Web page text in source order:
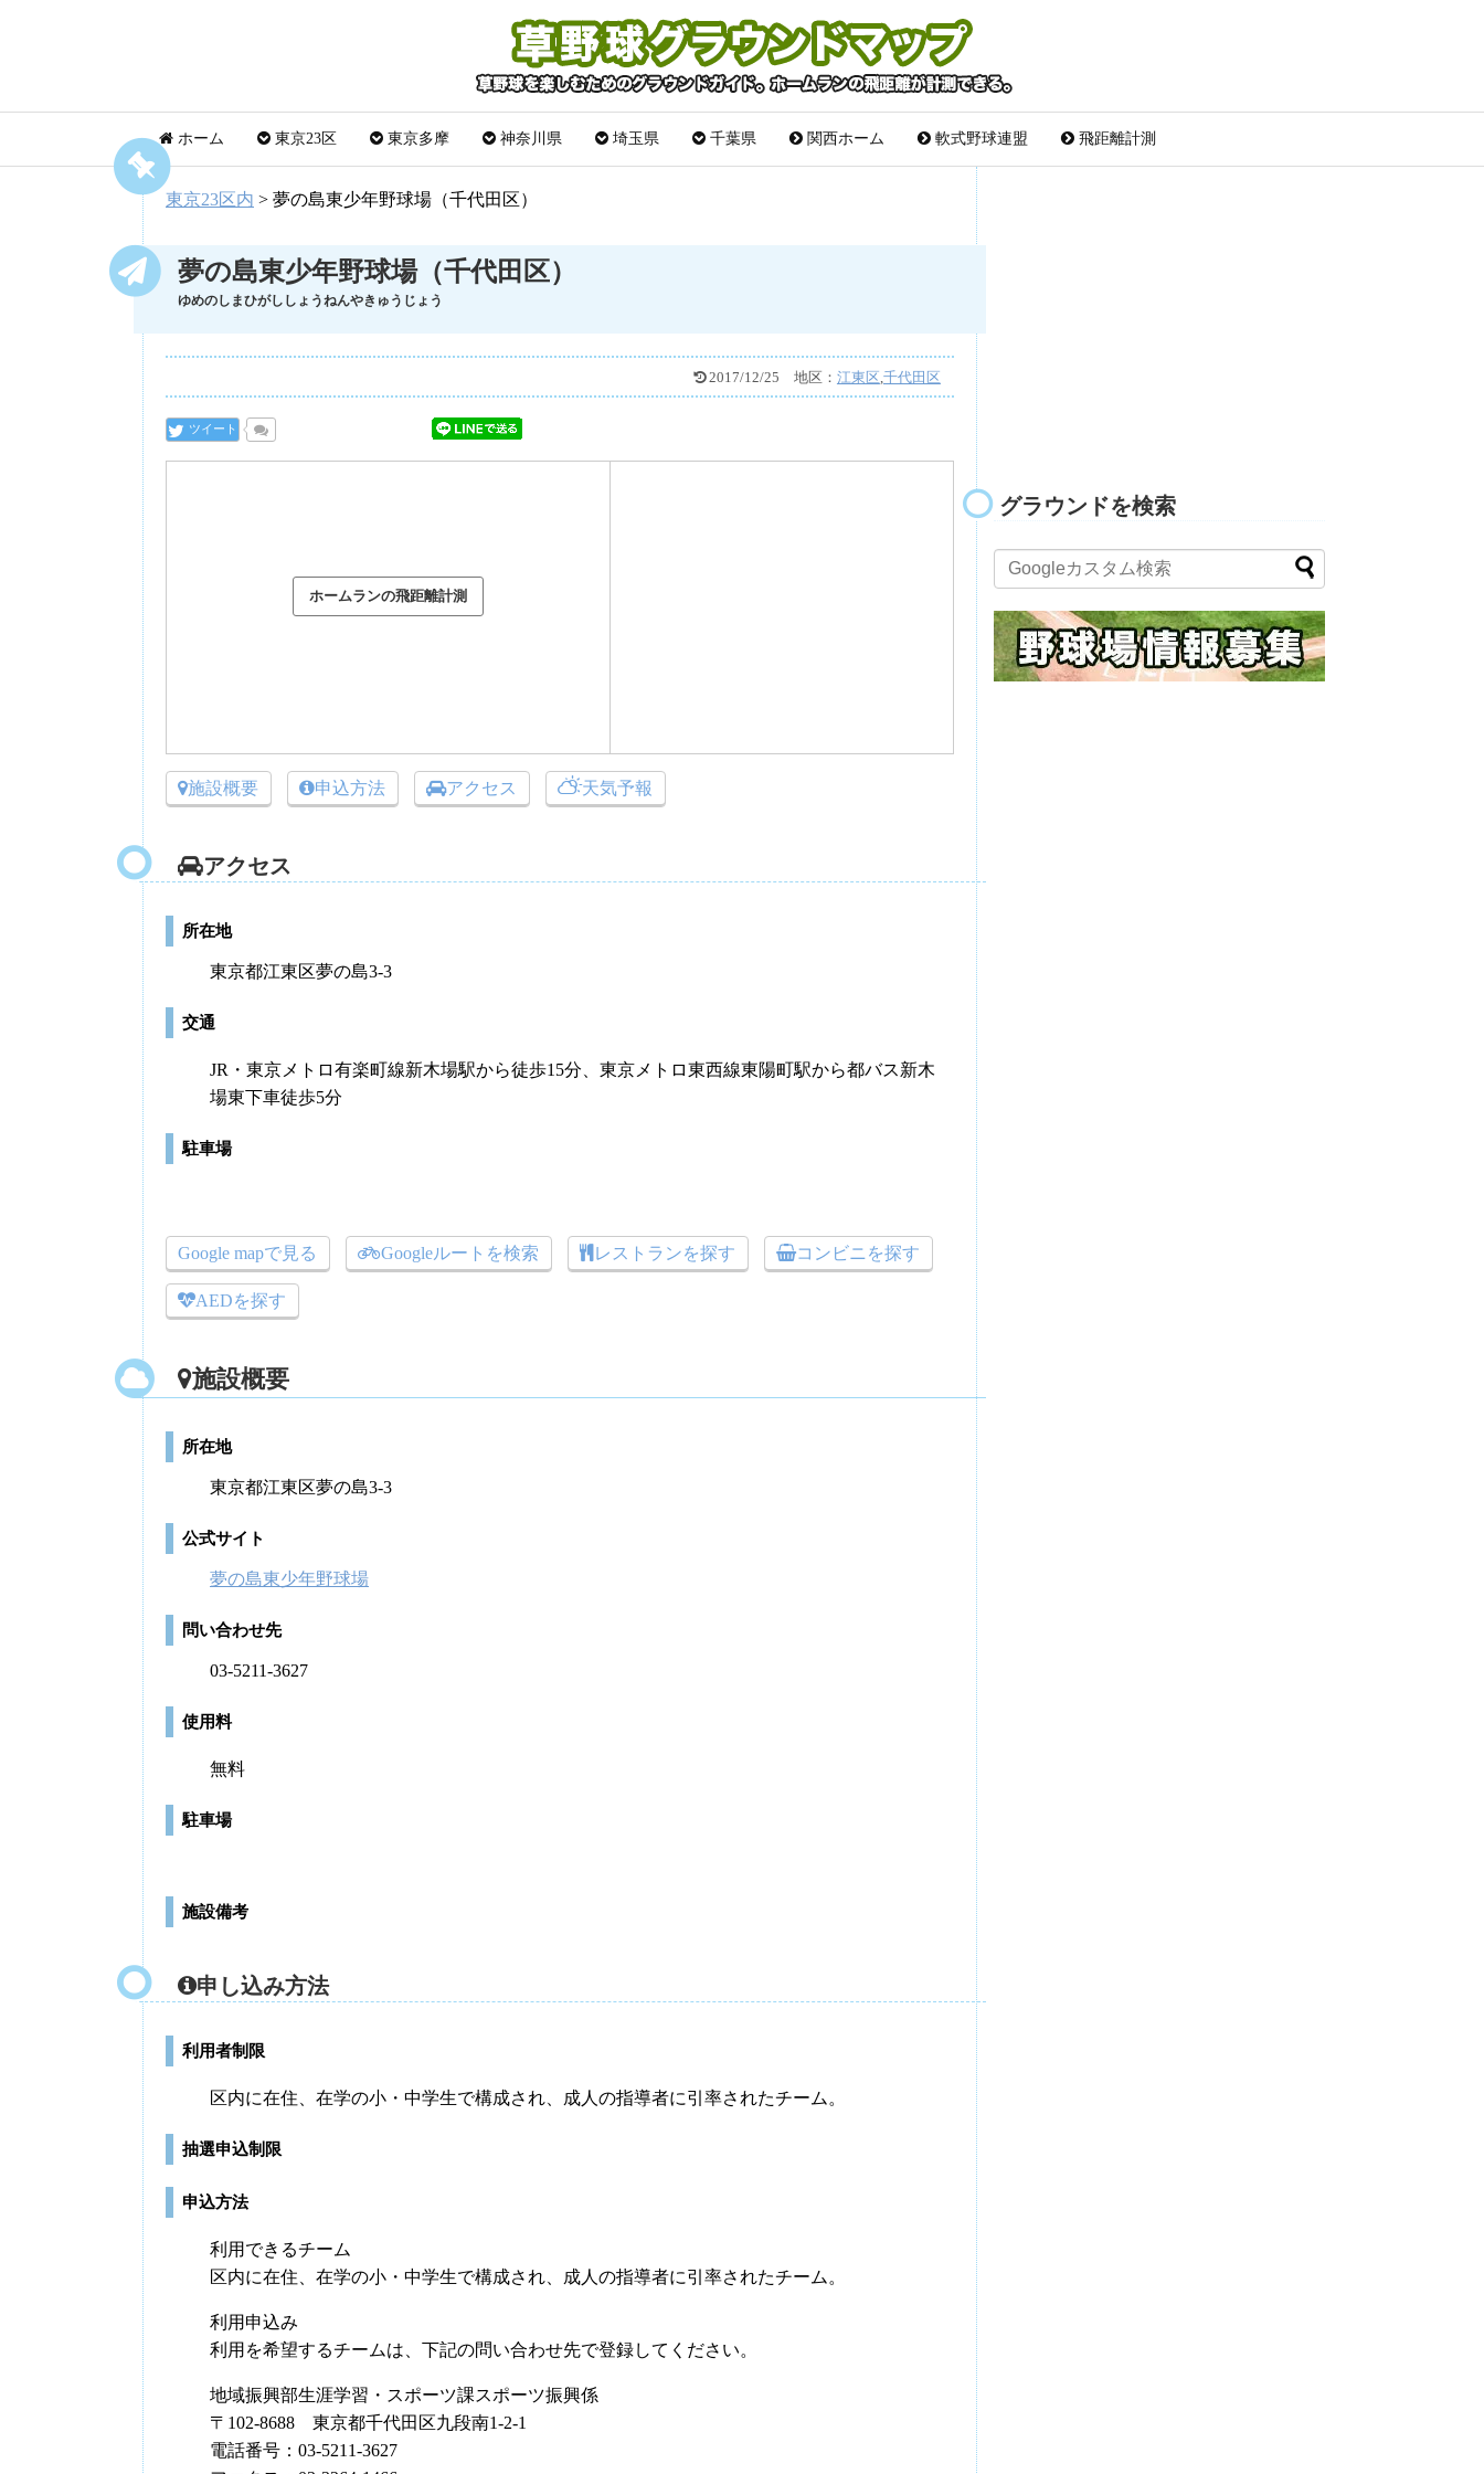
ホーム 東京23区 東京多摩 神奈川県 埼玉県 千葉県 関西ホーム 軟式野球連盟 飛距離計測
東京23区内 > 夢の島東少年野球場（千代田区）
夢の島東少年野球場（千代田区）
ゆめのしまひがししょうねんやきゅうじょう
2017/12/25 地区： 江東区,千代田区
ツイート
施設概要 申込方法 アクセス 天気予報
アクセス
所在地
東京都江東区夢の島3-3
交通
JR・東京メトロ有楽町線新木場駅から徒歩15分、東京メトロ東西線東陽町駅から都バス新木
場東下車徒歩5分
駐車場
Google mapで見る Googleルートを検索 レストランを探す コンビニを探す
AEDを探す
施設概要
所在地
東京都江東区夢の島3-3
公式サイト
夢の島東少年野球場
問い合わせ先
03-5211-3627
使用料
無料
駐車場
施設備考
申し込み方法
利用者制限
区内に在住、在学の小・中学生で構成され、成人の指導者に引率されたチーム。
抽選申込制限
申込方法
利用できるチーム
区内に在住、在学の小・中学生で構成され、成人の指導者に引率されたチーム。
利用申込み
利用を希望するチームは、下記の問い合わせ先で登録してください。
地域振興部生涯学習・スポーツ課スポーツ振興係
〒102-8688 東京都千代田区九段南1-2-1
電話番号：03-5211-3627
グラウンドを検索